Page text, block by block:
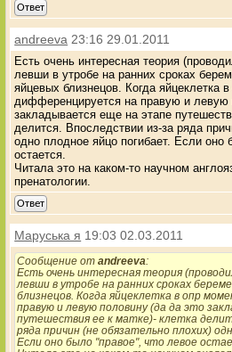
Ответ
andreeva 23:16 29.01.2011
Есть очень интересная теория
левши в утробе на ранних сроках
яйцевых близнецов. Когда яйцеклетка
дифференцируется на правую и левую
закладывается еще на этапе
делится. Впоследствии из-за ряда
одно плодное яйцо погибает. Если оно
остается.
Читала это на каком-то научном
пренатологии.
Ответ
Маруська я 19:03 02.03.2011
Сообщение отandreeva:
Есть очень интересная теория
левши в утробе на ранних сроках
близнецов. Когда яйцеклетка в опр
правую и левую половину (да да это
путешествия ее к матке)- клетка
ряда причин (не обязательно плохих)
Если оно было "правое", что левое